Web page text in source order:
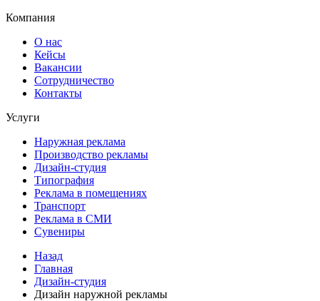
Компания
О нас
Кейсы
Вакансии
Сотрудничество
Контакты
Услуги
Наружная реклама
Производство рекламы
Дизайн-студия
Типография
Реклама в помещениях
Транспорт
Реклама в СМИ
Сувениры
Назад
Главная
Дизайн-студия
Дизайн наружной рекламы